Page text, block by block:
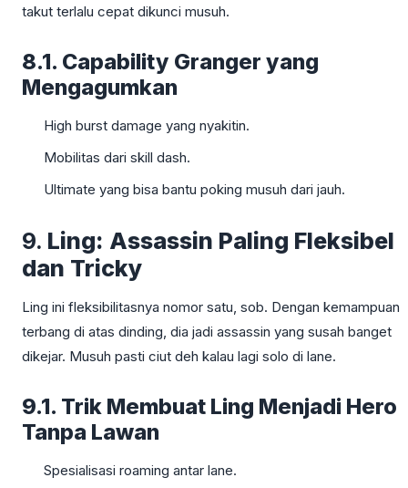
takut terlalu cepat dikunci musuh.
8.1. Capability Granger yang
Mengagumkan
High burst damage yang nyakitin.
Mobilitas dari skill dash.
Ultimate yang bisa bantu poking musuh dari jauh.
9. Ling: Assassin Paling Fleksibel
dan Tricky
Ling ini fleksibilitasnya nomor satu, sob. Dengan kemampuan
terbang di atas dinding, dia jadi assassin yang susah banget
dikejar. Musuh pasti ciut deh kalau lagi solo di lane.
9.1. Trik Membuat Ling Menjadi Hero
Tanpa Lawan
Spesialisasi roaming antar lane.